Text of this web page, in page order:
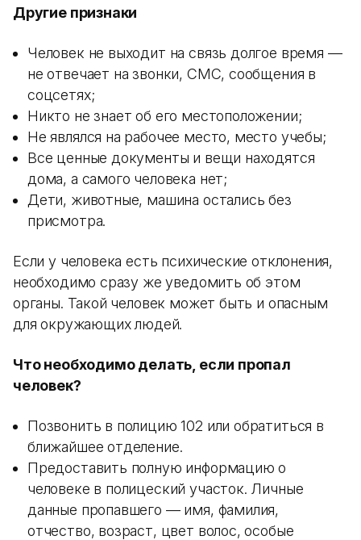
Другие признаки
Человек не выходит на связь долгое время —
не отвечает на звонки, СМС, сообщения в
соцсетях;
Никто не знает об его местоположении;
Не являлся на рабочее место, место учебы;
Все ценные документы и вещи находятся
дома, а самого человека нет;
Дети, животные, машина остались без
присмотра.
Если у человека есть психические отклонения,
необходимо сразу же уведомить об этом
органы. Такой человек может быть и опасным
для окружающих людей.
Что необходимо делать, если пропал
человек?
Позвонить в полицию 102 или обратиться в
ближайшее отделение.
Предоставить полную информацию о
человеке в полицеский участок. Личные
данные пропавшего — имя, фамилия,
отчество, возраст, цвет волос, особые